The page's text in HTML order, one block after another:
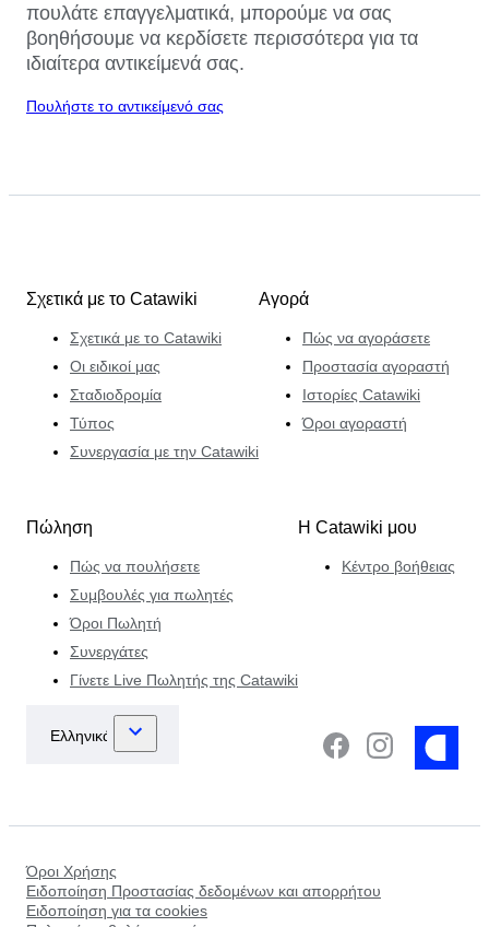
πουλάτε επαγγελματικά, μπορούμε να σας
βοηθήσουμε να κερδίσετε περισσότερα για τα
ιδιαίτερα αντικείμενά σας.
Πουλήστε το αντικείμενό σας
Σχετικά με το Catawiki
Σχετικά με το Catawiki
Οι ειδικοί μας
Σταδιοδρομία
Τύπος
Συνεργασία με την Catawiki
Αγορά
Πώς να αγοράσετε
Προστασία αγοραστή
Ιστορίες Catawiki
Όροι αγοραστή
Πώληση
Πώς να πουλήσετε
Συμβουλές για πωλητές
Όροι Πωλητή
Συνεργάτες
Γίνετε Live Πωλητής της Catawiki
Η Catawiki μου
Κέντρο βοήθειας
Όροι Χρήσης
Ειδοποίηση Προστασίας δεδομένων και απορρήτου
Ειδοποίηση για τα cookies